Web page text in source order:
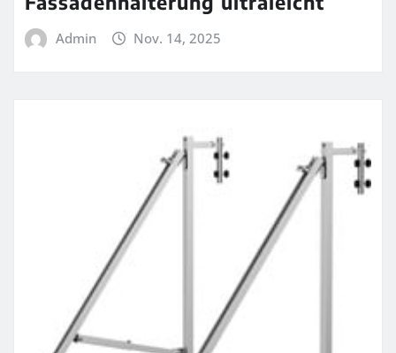
Admin Nov. 14, 2025